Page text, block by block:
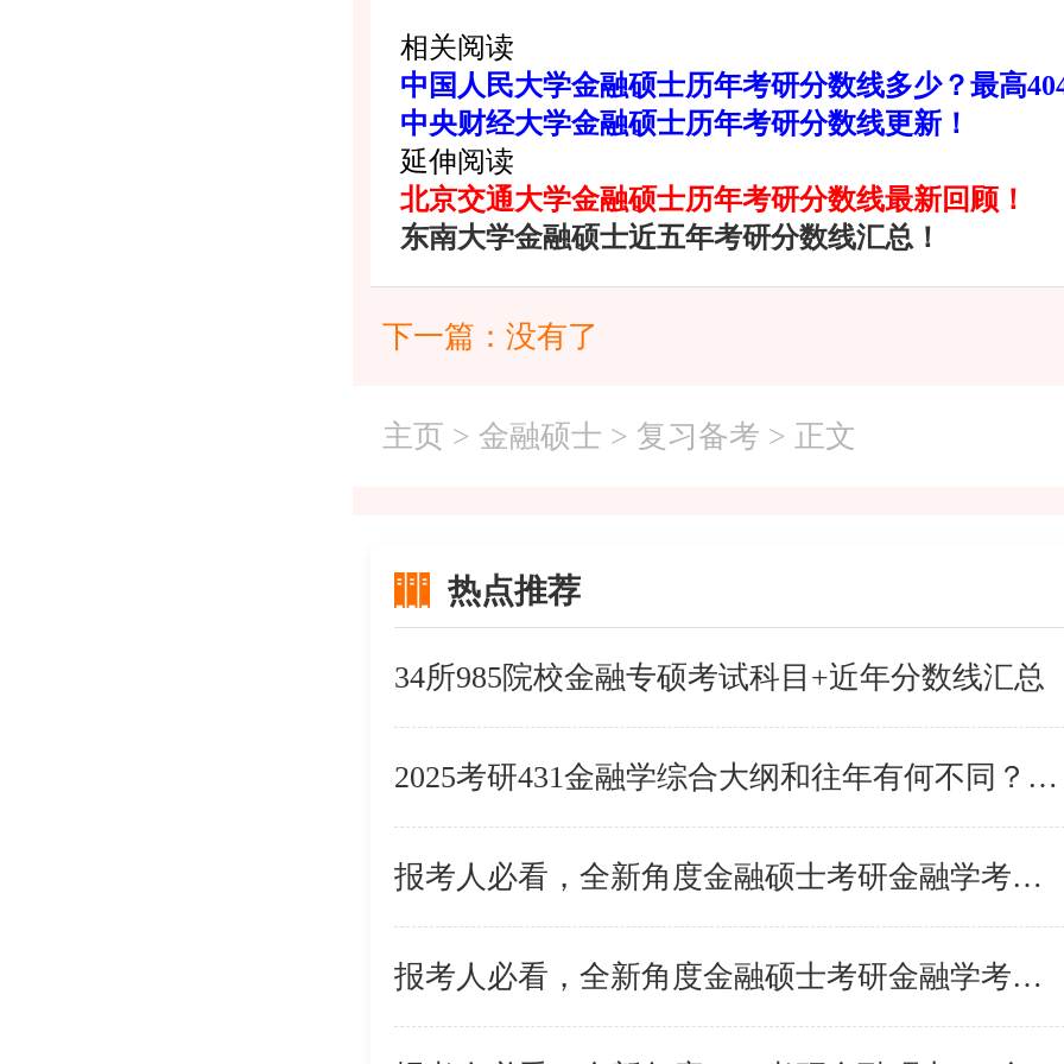
相关阅读
中国人民大学金融硕士历年考研分数线多少？最高
中央财经大学金融硕士历年考研分数线更新！
延伸阅读
北京交通大学金融硕士历年考研分数线最新回顾！
东南大学金融硕士近五年考研分数线汇总！
下一篇：没有了
主页 > 金融硕士 > 复习备考 > 正文
热点推荐
34所985院校金融专硕考试科目+近年分数线汇总
2025考研431金融学综合大纲和往年有何不同？一起来了解
报考人必看，全新角度金融硕士考研金融学考试分析-常
报考人必看，全新角度金融硕士考研金融学考试分析-试